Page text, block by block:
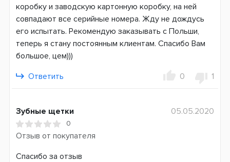
Мощность
1000 Вт
Система питания
Электросеть
Страна производитель
Гарантия
3 месяца
коробку и заводскую картонную коробку, на ней
совпадают все серийные номера. Жду не дождусь
его испытать. Рекомендую заказывать с Польши,
теперь я стану постоянным клиентам. Спасибо Вам
большое, цем)))
Ответить
0 1
Зубные щетки
0
Отзыв от покупателя
05.05.2020
Спасибо за отзыв